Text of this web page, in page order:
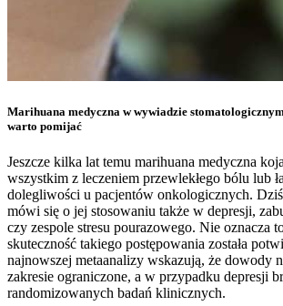
Marihuana medyczna w wywiadzie
warto pomijać
Jeszcze kilka lat temu marihuana medyczna
wszystkim z leczeniem przewlekłego bólu lub
dolegliwości u pacjentów onkologicznych. Dziś
mówi się o jej stosowaniu także w depresji,
czy zespole stresu pourazowego. Nie oznacza
skuteczność takiego postępowania została
najnowszej metaanalizy wskazują, że dowody
zakresie ograniczone, a w przypadku depresji
randomizowanych badań klinicznych.